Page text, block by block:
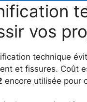
vos
technique
et fissures. Coût
encore utilisée pour